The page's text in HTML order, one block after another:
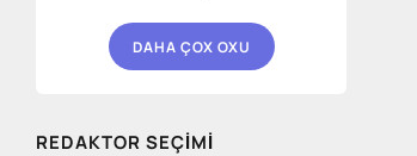
DAHA ÇOX OXU
REDAKTOR SEÇIMI